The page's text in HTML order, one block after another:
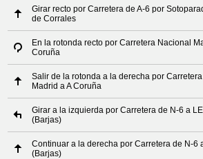
Girar recto por Carretera de A-6 por
de Corrales
En la rotonda recto por Carretera Nacional
Coruña
Salir de la rotonda a la derecha por
Madrid a A Coruña
Girar a la izquierda por Carretera de N-6 a
(Barjas)
Continuar a la derecha por Carretera de N-6
(Barjas)